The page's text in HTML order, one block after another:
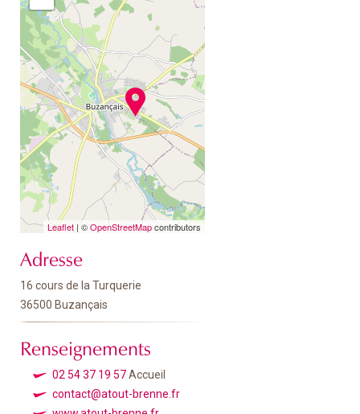
Leaflet | ©OpenStreetMapcontributors
Adresse
16 cours de la Turquerie
36500 Buzançais
Renseignements
02 54 37 19 57Accueil
contact@atout-brenne.fr